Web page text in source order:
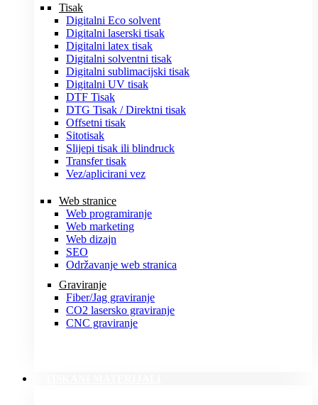
Tisak
Digitalni Eco solvent
Digitalni laserski tisak
Digitalni latex tisak
Digitalni solventni tisak
Digitalni sublimacijski tisak
Digitalni UV tisak
DTF Tisak
DTG Tisak / Direktni tisak
Offsetni tisak
Sitotisak
Slijepi tisak ili blindruck
Transfer tisak
Vez/aplicirani vez
Web stranice
Web programiranje
Web marketing
Web dizajn
SEO
Održavanje web stranica
Graviranje
Fiber/Jag graviranje
CO2 lasersko graviranje
CNC graviranje